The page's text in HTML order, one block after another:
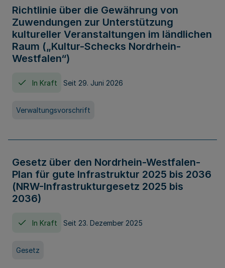
Richtlinie über die Gewährung von
Zuwendungen zur Unterstützung
kultureller Veranstaltungen im ländlichen
Raum („Kultur-Schecks Nordrhein-
Westfalen“)
In Kraft Seit 29. Juni 2026
Verwaltungsvorschrift
Gesetz über den Nordrhein-Westfalen-
Plan für gute Infrastruktur 2025 bis 2036
(NRW-Infrastrukturgesetz 2025 bis
2036)
In Kraft Seit 23. Dezember 2025
Gesetz